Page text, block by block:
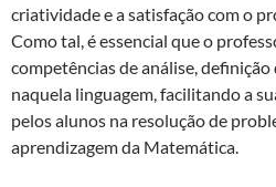
criatividade e a satisfação com o
Como tal, é essencial que o
competências de análise,
naquela linguagem, facilitando a
pelos alunos na resolução de
aprendizagem da Matemática.